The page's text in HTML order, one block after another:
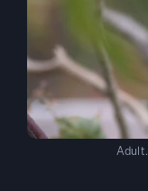
Adult.